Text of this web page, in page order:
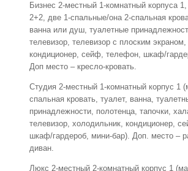
Бизнес 2-местный 1-комнатный корпуса
2+2, две 1-спальные/она 2-спальная
ванна или душ, туалетные
телевизор, телевизор с плоским
кондиционер, сейф, телефон, шкаф/
Доп место – кресло-кровать.
Студия 2-местный 1-комнатный корпус 1
спальная кровать, туалет, ванна,
принадлежности, полотенца, тапочки,
телевизор, холодильник, кондиционер,
шкаф/гардероб, мини-бар). Доп. место –
диван.
Люкс 2-местный 2-комнатный корпус 1